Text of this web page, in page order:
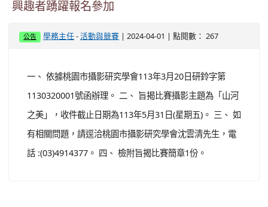
興趣者踴躍報名參加
公告 學務主任 -活動與競賽 | 2024-04-01 | 點閱數： 267
一、 依據桃園市攝影研究學會113年3月20日研鈴字第
1130320001號函辦理。 二、 旨揭比賽攝影主題為「山河
之美」，收件截止日期為113年5月31日(星期五)。 三、 如
有相關問題，請逕洽桃園市攝影研究學會沈雲清先生，電
話 :(03)4914377。 四、 檢附旨揭比賽簡章1份。